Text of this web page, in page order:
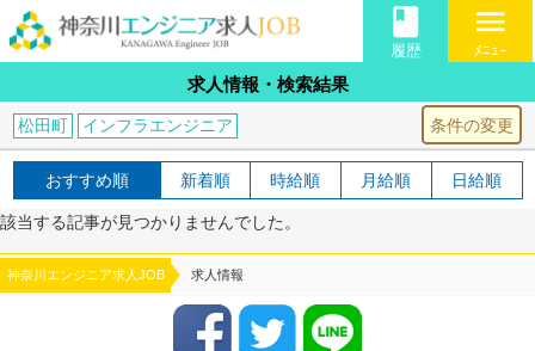
book
履歴
menu
ﾒﾆｭｰ
求人情報・検索結果
条件の変更
松田町 インフラエンジニア
おすすめ順 新着順 時給順 月給順 日給順
該当する記事が見つかりませんでした。
神奈川エンジニア求人JOB 求人情報